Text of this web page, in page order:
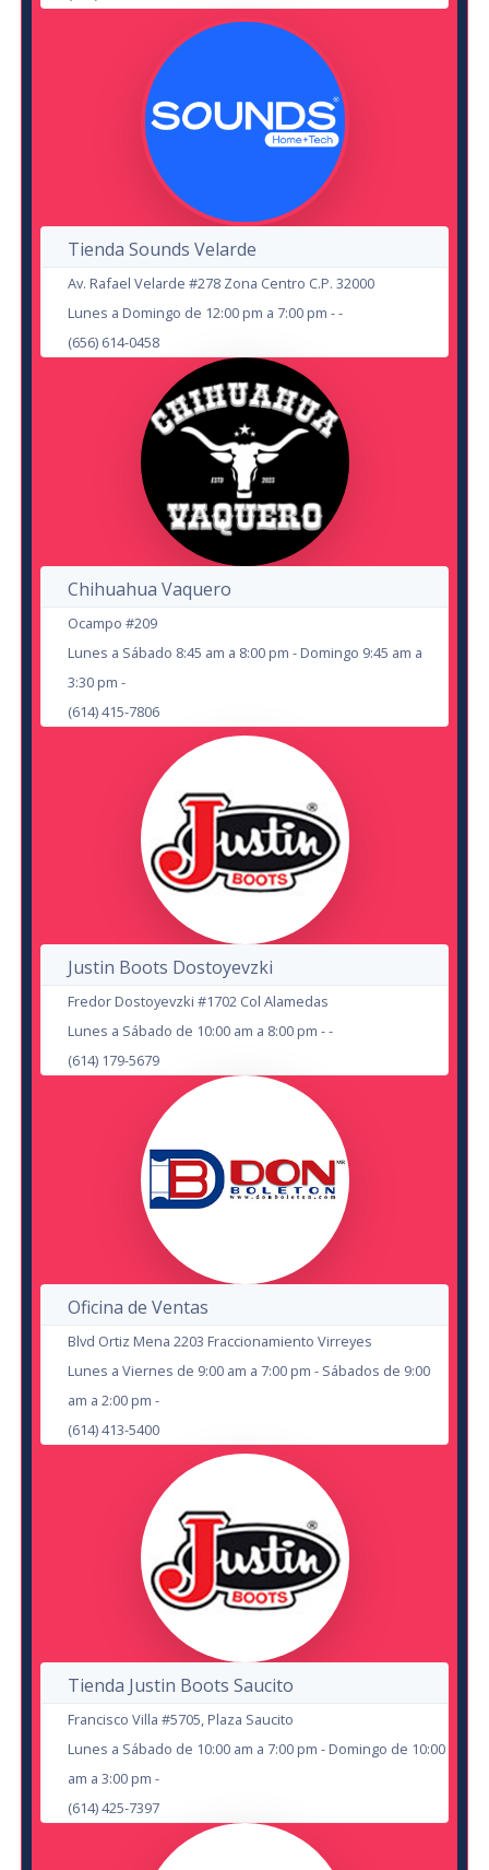
Hernan El Potro
Teatro de la Ciudad Chihuahua
24
SEP
Hernan El Potro
en Delicias
Teatro de la Ciudad Delicias
25
SEP
Hernan El Potro
en Cd Juárez
Auditorio Benito Juárez
16
OCT
AUG
Dinamicos JRS
en Cd Juárez
Evolution
15
Eden Muñoz
en Cd Juárez
Estadio Carta Blanca
21
Marco Flores #1 Banda Jerez
Todos Somos Job
en Cd Juárez
Auditorio Benito Juárez
16
OCT
Andres Vernazza
Cd. Juárez
Teatro IMSS
28
OCT
El Amante Infiel
Centro Cultural Paso del Norte
28
OCT
Tienda Sounds Velarde
Av. Rafael Velarde #278 Zona Centro C.P. 32000
Lunes a Domingo de 12:00 pm a 7:00 pm - -
(656) 614-0458
Chihuahua Vaquero
Ocampo #209
Lunes a Sábado 8:45 am a 8:00 pm - Domingo 9:45 am a
3:30 pm -
(614) 415-7806
Justin Boots Dostoyevzki
Fredor Dostoyevzki #1702 Col Alamedas
Lunes a Sábado de 10:00 am a 8:00 pm - -
(614) 179-5679
Oficina de Ventas
Blvd Ortiz Mena 2203 Fraccionamiento Virreyes
Lunes a Viernes de 9:00 am a 7:00 pm - Sábados de 9:00
am a 2:00 pm -
(614) 413-5400
Tienda Justin Boots Saucito
Francisco Villa #5705, Plaza Saucito
Lunes a Sábado de 10:00 am a 7:00 pm - Domingo de 10:00
am a 3:00 pm -
(614) 425-7397